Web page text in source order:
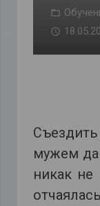
мужем
никак не